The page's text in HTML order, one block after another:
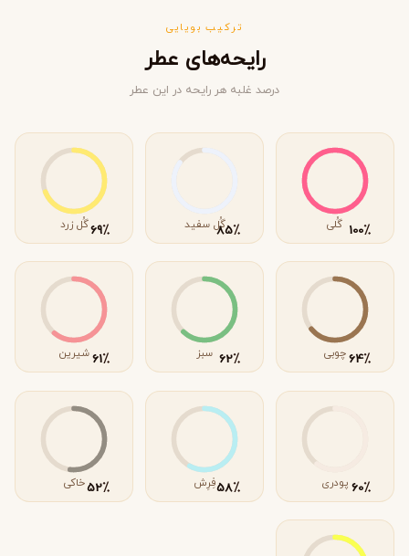
ترکیب بویایی
رایحه‌های عطر
درصد غلبه هر رایحه در این عطر
٪100 گُلی ٪85گُل سفید ٪69گُل زرد
٪64 چوبی ٪62 سبز ٪61 شیرین
٪60 پودری ٪58فِرِش ٪52خاکی